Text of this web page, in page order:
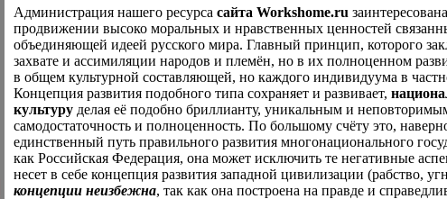
Администрация нашего ресурсасайта Workshome.ru
продвижении высоко моральных и нравственных ценностей
объединяющей идеей русского мира. Главный принцип, которого
захвате и ассимиляции народов и племён, но в их полноценном
в общем культурной составляющей, но каждого индивидуума в
Концепция развития подобного типа сохраняет и развивает,
культуру делая её подобно бриллианту, уникальным и
самодостаточность и полноценность. По большому счёту это,
единственный путь правильного развития многонационального
как Российская Федерация, она может исключить те негативные
несет в себе концепция развития западной цивилизации (рабство,
концепции неизбежна, так как она построена на правде и